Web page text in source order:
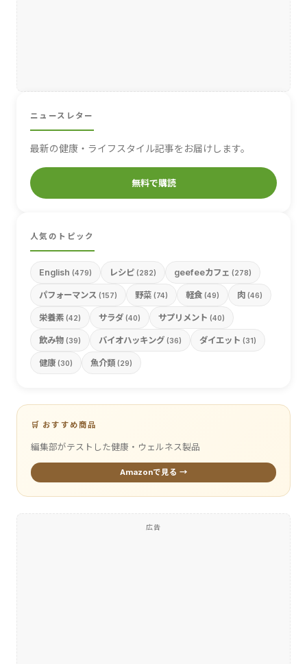
ニュースレター
最新の健康・ライフスタイル記事をお届けします。
無料で購読
人気のトピック
English (479) レシピ (282) geefeeカフェ (278)
パフォーマンス (157) 野菜 (74) 軽食 (49) 肉 (46)
栄養素 (42) サラダ (40) サプリメント (40)
飲み物 (39) バイオハッキング (36) ダイエット (31)
健康 (30) 魚介類 (29)
🛒 おすすめ商品
編集部がテストした健康・ウェルネス製品
Amazonで見る →
広告